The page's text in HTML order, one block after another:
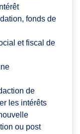
fonds de
et fiscal de
de
les intérêts
ou post